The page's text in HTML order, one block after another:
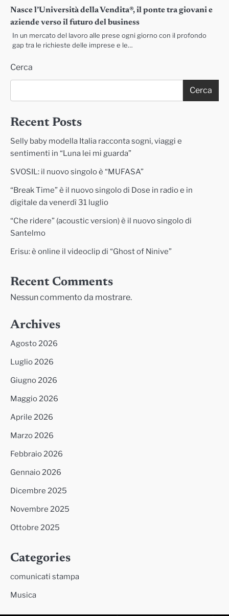
Nasce l’Università della Vendita®, il ponte tra giovani e
aziende verso il futuro del business
In un mercato del lavoro alle prese ogni giorno con il profondo
gap tra le richieste delle imprese e le…
Cerca
Cerca
Recent Posts
Selly baby modella Italia racconta sogni, viaggi e
sentimenti in “Luna lei mi guarda”
SVOSIL: il nuovo singolo è “MUFASA”
“Break Time” è il nuovo singolo di Dose in radio e in
digitale da venerdì 31 luglio
“Che ridere” (acoustic version) è il nuovo singolo di
Santelmo
Erisu: è online il videoclip di “Ghost of Ninive”
Recent Comments
Nessun commento da mostrare.
Archives
Agosto 2026
Luglio 2026
Giugno 2026
Maggio 2026
Aprile 2026
Marzo 2026
Febbraio 2026
Gennaio 2026
Dicembre 2025
Novembre 2025
Ottobre 2025
Categories
comunicati stampa
Musica